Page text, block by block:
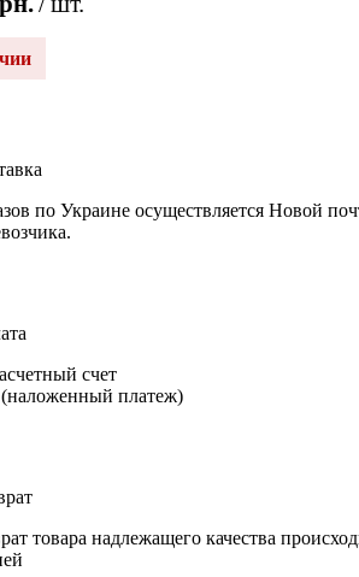
по Украине осуществляется Новой
счет
платеж)
товара надлежащего качества